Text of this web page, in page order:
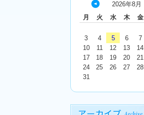
2026年8月
月
火 水 木 金
« 7
月
3
4 5 6 7
10
11 12 13 14
17
18 19 20 21
24
25 26 27 28
31